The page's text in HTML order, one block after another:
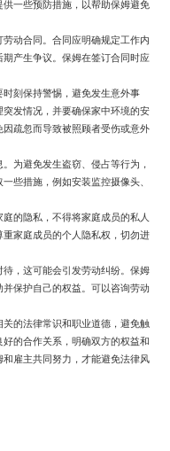
一些预防措施，以帮助保姆避免
动合同。合同应明确规定工作内
产生争议。保姆在签订合同时应
刻保持警惕，避免发生意外事
发情况，并要确保家中环境的安
疏忽而导致被照顾者受伤或意外
为避免发生盗窃、侵占等行为，
些措施，例如安装监控摄像头、
的隐私，不得将家庭成员的私人
家庭成员的个人隐私权，切勿进
，这可能会引发劳动纠纷。保姆
保护自己的权益。可以咨询劳动
的法律常识和职业道德，避免触
的合作关系，明确双方的权益和
雇主共同努力，才能避免法律风